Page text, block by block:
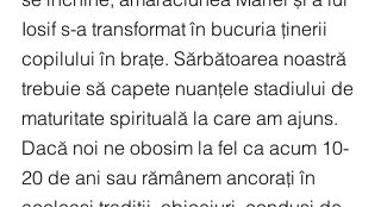
Iosif s-a transformat în bucuria ținerii
copilului în brațe. Sărbătoarea noastră
trebuie să capete nuanțele stadiului de
maturitate spirituală la care am ajuns.
Dacă noi ne obosim la fel ca acum 10-
20 de ani sau rămânem ancorați în